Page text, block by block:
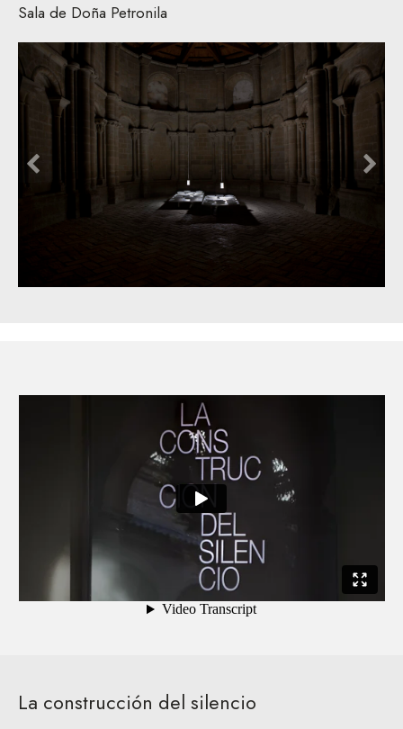
Sala de Doña Petronila
La construcción del silencio